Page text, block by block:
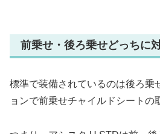
前乗せ・後ろ乗せどっちに
標準で装備されているのは後ろ乗
ョンで前乗せチャイルドシートの